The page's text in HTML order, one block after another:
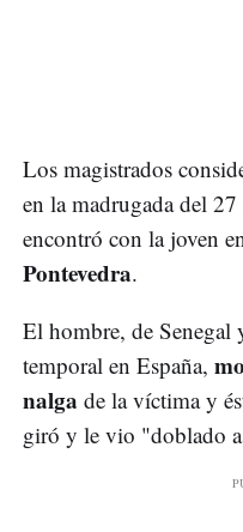
Los magistrados
en la madrugada del
encontró con la joven
Pontevedra.
El hombre, de Senegal
temporal en España,
nalga de la víctima y
giró y le vio "doblado